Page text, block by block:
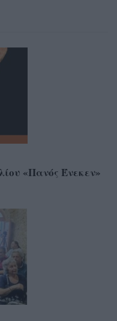
«Πανός Ένεκεν»